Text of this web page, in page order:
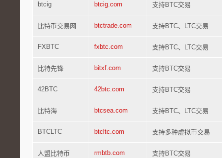
btcig btcig.com 支持BTC交易
比特币交易网 btctrade.com 支持BTC、LTC交易
FXBTC fxbtc.com 支持BTC、LTC交易
比特先锋 bitxf.com 支持BTC交易
42BTC 42btc.com 支持BTC交易
比特海 btcsea.com 支持BTC、LTC交易
BTCLTC btcltc.com 支持多种虚拟币交易
人盟比特币 rmbtb.com 支持BTC交易